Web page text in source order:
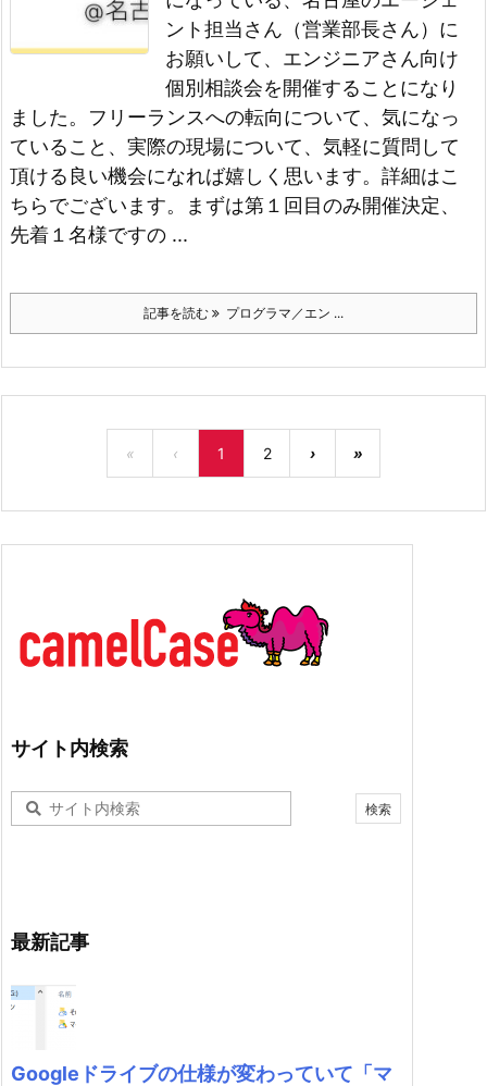
ント担当さん（営業部長さん）に
お願いして、エンジニアさん向け
個別相談会を開催することになり
ました。 フリーランスへの転向について、気になっ
ていること、実際の現場について、気軽に質問して
頂ける良い機会になれば嬉しく思います。 詳細はこ
ちらでございます。
まずは第１回目のみ開催決定、
先着１名様ですの ...
記事を読む プログラマ／エン ...
« ‹ 1 2 › »
サイト内検索
最新記事
Googleドライブの仕様が変わっていて「マ